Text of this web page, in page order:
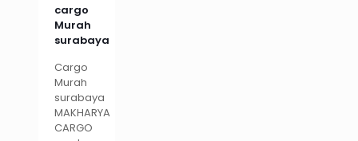
cargo
Murah
surabaya
Cargo
Murah
surabaya
MAKHARYA
CARGO